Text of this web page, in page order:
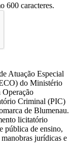
600 caracteres.
Atuação Especial
do Ministério
Criminal (PIC)
de Blumenau.
licitatório
pública de ensino,
jurídicas e